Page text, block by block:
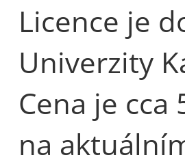
Licence je
Univerzity
Cena je cca
na